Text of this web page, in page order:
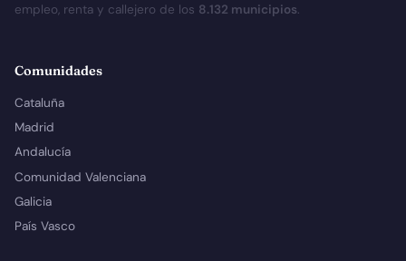
empleo, renta y callejero de los 8.132 municipios.
Comunidades
Cataluña
Madrid
Andalucía
Comunidad Valenciana
Galicia
País Vasco